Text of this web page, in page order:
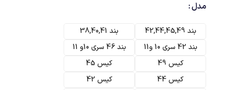
مدل
بند 42,44,45,49
بند 38,40,41
بند 42 سری 10 و11
بند 46 سری 10و 11
کیس 49
کیس 45
کیس 44
کیس 42